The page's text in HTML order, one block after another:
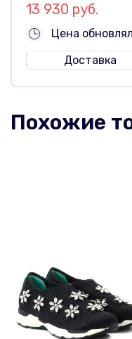
13 930 руб.
Цена
Доставка
Похожие